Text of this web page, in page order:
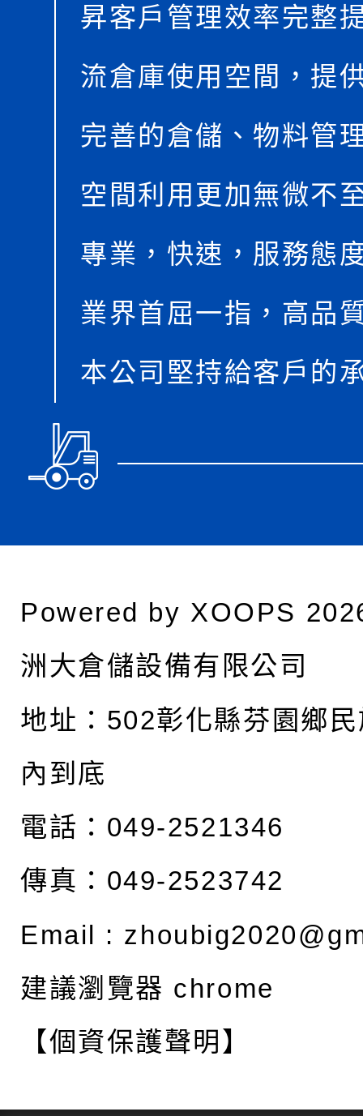
昇客戶管理效率完整
流倉庫使用空間，提
完善的倉儲、物料管
空間利用更加無微不
專業，快速，服務態
業界首屈一指，高品
本公司堅持給客戶的
Powered by XOOPS
洲大倉儲設備有限公司
地址： 502彰化縣芬園鄉
內到底
電話：049-2521346
傳真：049-2523742
Email :
建議瀏覽器 chrome
【個資保護聲明】